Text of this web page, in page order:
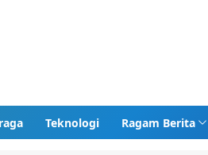
Teknologi Ragam Berita